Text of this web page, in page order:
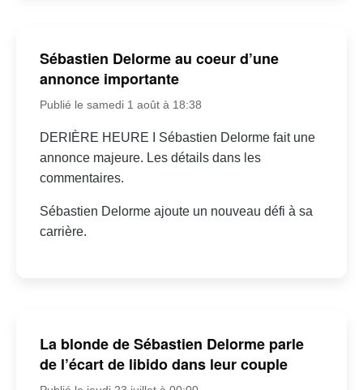
Sébastien Delorme au coeur d’une
annonce importante
Publié le samedi 1 août à 18:38
DERIÈRE HEURE I Sébastien Delorme fait une
annonce majeure. Les détails dans les
commentaires.
Sébastien Delorme ajoute un nouveau défi à sa
carrière.
La blonde de Sébastien Delorme parle
de l’écart de libido dans leur couple